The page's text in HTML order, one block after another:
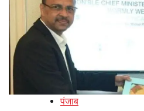
पंजाब